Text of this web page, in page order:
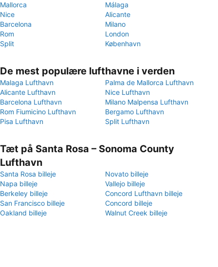
Mallorca
Málaga
Nice
Alicante
Barcelona
Milano
Rom
London
Split
København
De mest populære lufthavne i verden
Malaga Lufthavn
Palma de Mallorca Lufthavn
Alicante Lufthavn
Nice Lufthavn
Barcelona Lufthavn
Milano Malpensa Lufthavn
Rom Fiumicino Lufthavn
Bergamo Lufthavn
Pisa Lufthavn
Split Lufthavn
Tæt på Santa Rosa – Sonoma County
Lufthavn
Santa Rosa billeje
Novato billeje
Napa billeje
Vallejo billeje
Berkeley billeje
Concord Lufthavn billeje
San Francisco billeje
Concord billeje
Oakland billeje
Walnut Creek billeje